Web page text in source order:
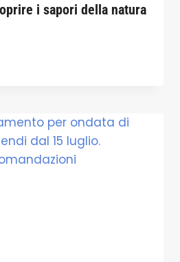
i sapori della natura